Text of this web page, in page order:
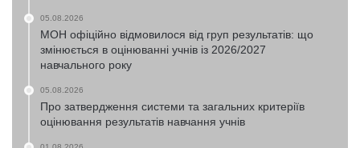
05.08.2026
МОН офіційно відмовилося від груп результатів: що
змінюється в оцінюванні учнів із 2026/2027
навчального року
05.08.2026
Про затвердження системи та загальних критеріїв
оцінювання результатів навчання учнів